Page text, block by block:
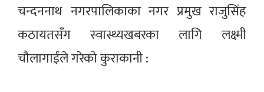
चन्दननाथ नगरपालिकाका नगर प्रमुख राजुसिंह
कठायतसँग स्वास्थ्यखबरका लागि लक्ष्मी
चौलागाईंले गरेको कुराकानी :